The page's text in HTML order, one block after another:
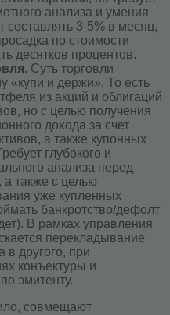
анализа и умения
составлять 3-5% в месяц,
по стоимости
десятков процентов.
. Суть торговли
«купи и держи». То есть
из акций и облигаций
но с целью получения
дохода за счет
а также купонных
глубокого и
анализа перед
а также с целью
уже купленных
банкротство/дефолт
В рамках управления
перекладывание
в другого, при
конъектуры и
эмитенту.
совмещают